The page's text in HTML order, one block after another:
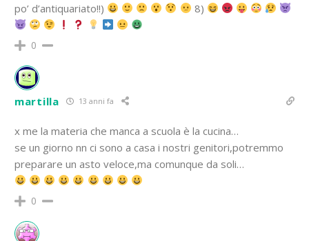
po’ d’antiquariato!!)
8)
0
martilla 13 anni fa
x me la materia che manca a scuola è la cucina…
se un giorno nn ci sono a casa i nostri genitori,potremmo
preparare un asto veloce,ma comunque da soli…
0